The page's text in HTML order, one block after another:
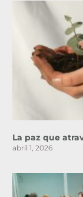
La paz que
abril 1, 2026